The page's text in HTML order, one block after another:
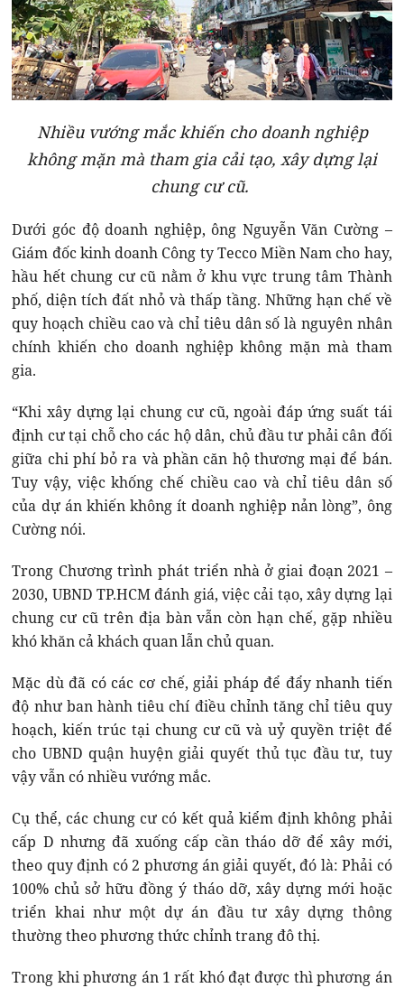
Nhiều vướng mắc khiến cho doanh nghiệp
không mặn mà tham gia cải tạo, xây dựng lại
chung cư cũ.
Dưới góc độ doanh nghiệp, ông Nguyễn Văn Cường –
Giám đốc kinh doanh Công ty Tecco Miền Nam cho hay,
hầu hết chung cư cũ nằm ở khu vực trung tâm Thành
phố, diện tích đất nhỏ và thấp tầng. Những hạn chế về
quy hoạch chiều cao và chỉ tiêu dân số là nguyên nhân
chính khiến cho doanh nghiệp không mặn mà tham
gia.
“Khi xây dựng lại chung cư cũ, ngoài đáp ứng suất tái
định cư tại chỗ cho các hộ dân, chủ đầu tư phải cân đối
giữa chi phí bỏ ra và phần căn hộ thương mại để bán.
Tuy vậy, việc khống chế chiều cao và chỉ tiêu dân số
của dự án khiến không ít doanh nghiệp nản lòng”, ông
Cường nói.
Trong Chương trình phát triển nhà ở giai đoạn 2021 –
2030, UBND TP.HCM đánh giá, việc cải tạo, xây dựng lại
chung cư cũ trên địa bàn vẫn còn hạn chế, gặp nhiều
khó khăn cả khách quan lẫn chủ quan.
Mặc dù đã có các cơ chế, giải pháp để đẩy nhanh tiến
độ như ban hành tiêu chí điều chỉnh tăng chỉ tiêu quy
hoạch, kiến trúc tại chung cư cũ và uỷ quyền triệt để
cho UBND quận huyện giải quyết thủ tục đầu tư, tuy
vậy vẫn có nhiều vướng mắc.
Cụ thể, các chung cư có kết quả kiểm định không phải
cấp D nhưng đã xuống cấp cần tháo dỡ để xây mới,
theo quy định có 2 phương án giải quyết, đó là: Phải có
100% chủ sở hữu đồng ý tháo dỡ, xây dựng mới hoặc
triển khai như một dự án đầu tư xây dựng thông
thường theo phương thức chỉnh trang đô thị.
Trong khi phương án 1 rất khó đạt được thì phương án